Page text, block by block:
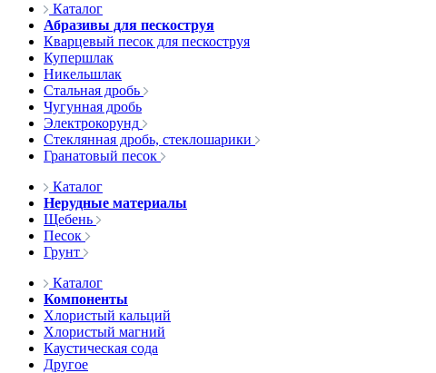
Каталог
Абразивы для пескоструя
Кварцевый песок для пескоструя
Купершлак
Никельшлак
Стальная дробь
Чугунная дробь
Электрокорунд
Стеклянная дробь, стеклошарики
Гранатовый песок
Каталог
Нерудные материалы
Щебень
Песок
Грунт
Каталог
Компоненты
Хлористый кальций
Хлористый магний
Каустическая сода
Другое